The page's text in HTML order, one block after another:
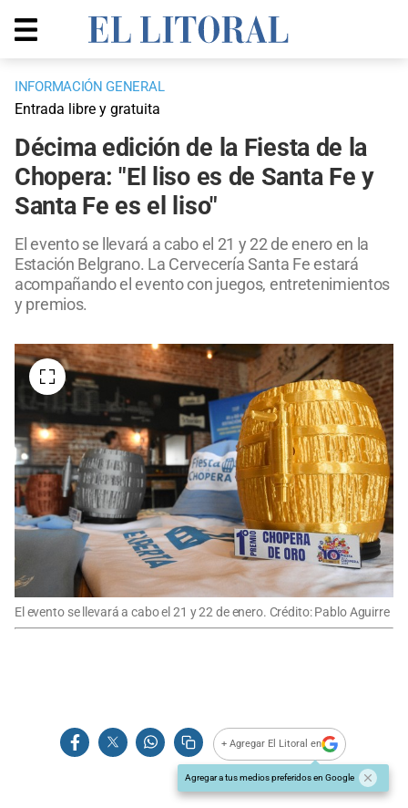
INFORMACIÓN GENERAL
Entrada libre y gratuita
Décima edición de la Fiesta de la
Chopera: "El liso es de Santa Fe y
Santa Fe es el liso"
El evento se llevará a cabo el 21 y 22 de enero en la
Estación Belgrano. La Cervecería Santa Fe estará
acompañando el evento con juegos, entretenimientos
y premios.
El evento se llevará a cabo el 21 y 22 de enero. Crédito: Pablo Aguirre
+ Agregar El Litoral en
Agregar a tus medios preferidos en Google